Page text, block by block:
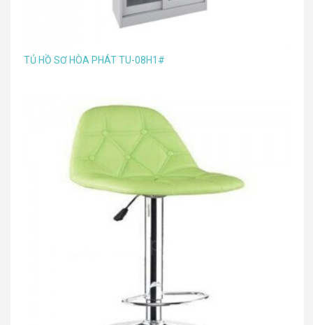
TỦ HỒ SƠ HÒA PHÁT TU-08H1#